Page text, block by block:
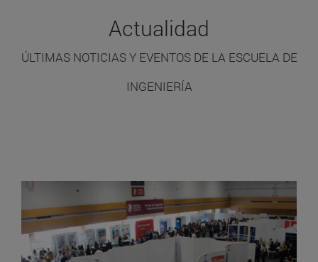
Actualidad
ÚLTIMAS NOTICIAS Y EVENTOS DE LA ESCUELA DE
INGENIERÍA